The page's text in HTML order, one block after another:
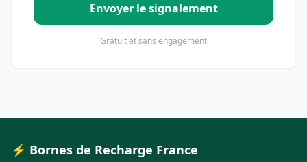
Envoyer le signalement
Gratuit et sans engagement
⚡ Bornes de Recharge France